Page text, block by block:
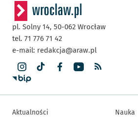
pl. Solny 14, 50-062 Wrocław
tel. 71 776 71 42
e-mail: redakcja@araw.pl
Aktualności
Nauka